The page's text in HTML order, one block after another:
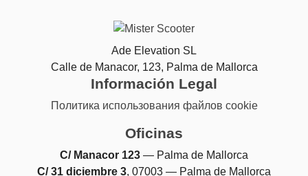
Ade Elevation SL
Calle de Manacor, 123, Palma de Mallorca
Información Legal
Политика использования файлов cookie
Oficinas
C/ Manacor 123 — Palma de Mallorca
C/ 31 diciembre 3, 07003 — Palma de Mallorca